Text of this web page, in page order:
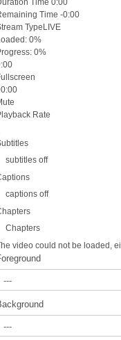
Time 0:00
Time -0:00
Type LIVE
: 0%
: 0%
Rate
subtitles off
captions off
Chapters
video could not be loaded,